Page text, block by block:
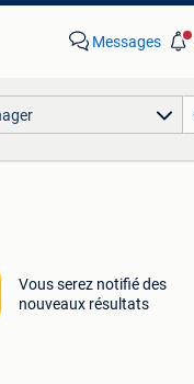
Messages
Vous serez notifié des
nouveaux résultats